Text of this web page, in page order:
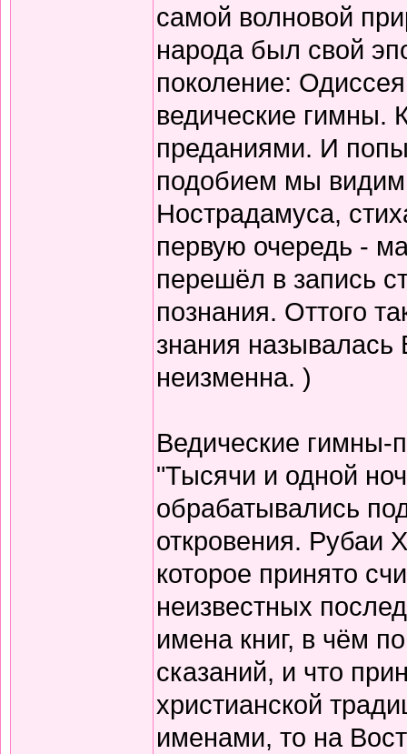
самой волновой
народа был свой
поколение:
ведические гимны.
преданиями. И
подобием мы видим
Нострадамуса,
первую очередь -
перешёл в запись
познания. Оттого
знания
неизменна. )
Ведические гимны-
"Тысячи и одной
обрабатывались
откровения. Рубаи
которое принято
неизвестных
имена книг, в чём
сказаний, и что
христианской
именами, то на